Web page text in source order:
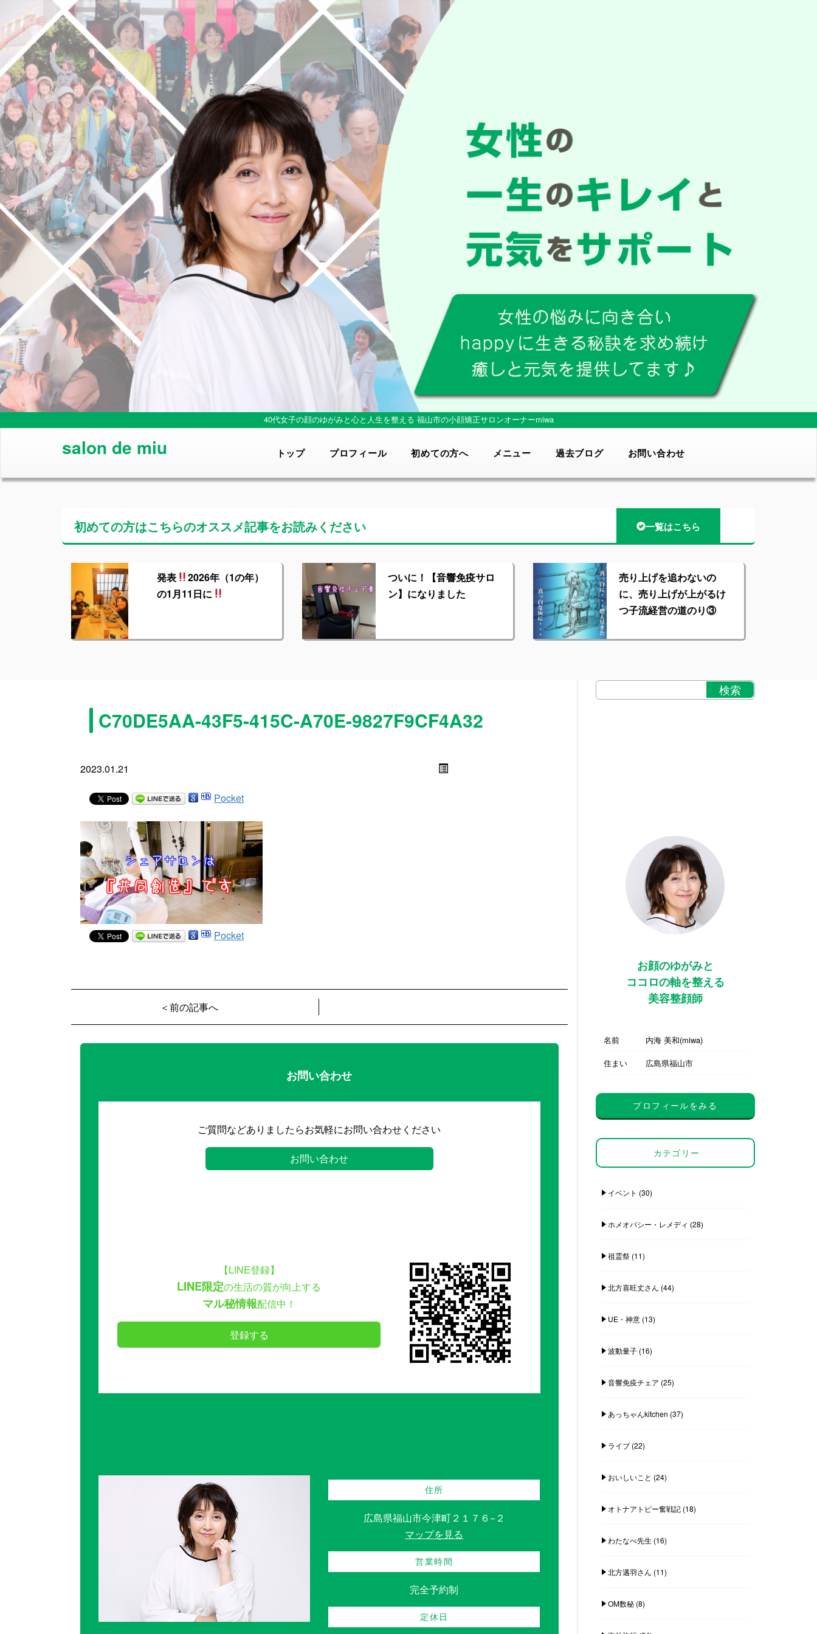
40代女子の顔のゆがみと心と人生を整える 福山市の小顔矯正サロンオーナーmiwa
salon de miu トップ プロフィール 初めての方へ メニュー 過去ブログ お問い合わせ
初めての方はこちらのオススメ記事をお読みください 一覧はこちら
発表
2026年（1の年）
の1月11日に
ついに！【音響免疫サロ
ン】になりました
売り上げを追わないの
に、売り上げが上がるけ
つ子流経営の道のり③
C70DE5AA-43F5-415C-A70E-9827F9CF4A32
2023.01.21
Pocket
Pocket
＜前の記事へ
お問い合わせ
ご質問などありましたらお気軽にお問い合わせください
お問い合わせ
【LINE登録】
LINE限定の生活の質が向上する
マル秘情報配信中！
登録する
住所
広島県福山市今津町２１７６−２
マップを見る
営業時間
完全予約制
定休日
お顔のゆがみと
ココロの軸を整える
美容整顔師
名前
内海 美和(miwa)
住まい
広島県福山市
プロフィールをみる
カテゴリー
イベント (30)
ホメオパシー・レメディ (28)
祖霊祭(11)
北方喜旺丈さん (44)
UE・神意(13)
波動量子(16)
音響免疫チェア (25)
あっちゃんkitchen (37)
ライブ(22)
おいしいこと (24)
オトナアトピー奮戦記(18)
わたなべ先生 (16)
北方邁羽さん (11)
OM数秘(8)